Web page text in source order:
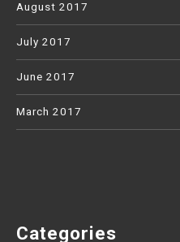
August 2017
July 2017
June 2017
March 2017
Categories